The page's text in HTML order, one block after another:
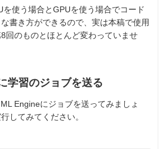
を使う場合とGPUを使う場合でコード
書き方ができるので、実は本稿で使用
回のものとほとんど変わっていませ
学習のジョブを送る
Engineにジョブを送ってみましょ
してみてください。